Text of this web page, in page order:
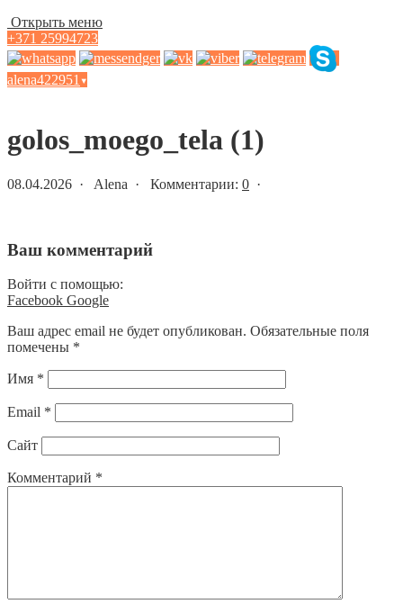
Открыть меню
+371 25994723
alena422951 ▾
golos_moego_tela (1)
08.04.2026 · Alena · Комментарии: 0 ·
Ваш комментарий
Войти с помощью:
Facebook Google
Ваш адрес email не будет опубликован. Обязательные поля
помечены *
Имя *
Email *
Сайт
Комментарий *